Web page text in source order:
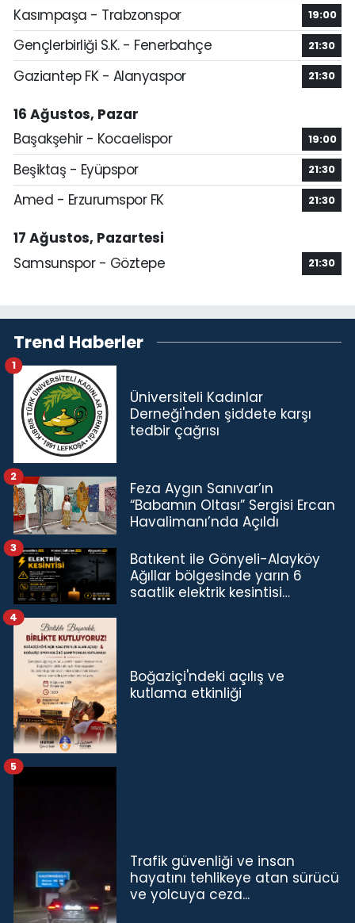
Kasımpaşa - Trabzonspor 19:00
Gençlerbirliği S.K. - Fenerbahçe 21:30
Gaziantep FK - Alanyaspor 21:30
16 Ağustos, Pazar
Başakşehir - Kocaelispor
19:00
Beşiktaş - Eyüpspor 21:30
Amed - Erzurumspor FK 21:30
17 Ağustos, Pazartesi
Samsunspor - Göztepe
21:30
Trend Haberler
Üniversiteli Kadınlar
Derneği'nden şiddete karşı
tedbir çağrısı
1
Feza Aygın Sanıvar’ın
“Babamın Oltası” Sergisi Ercan
Havalimanı’nda Açıldı
2
Batıkent ile Gönyeli-Alayköy
Ağıllar bölgesinde yarın 6
saatlik elektrik kesintisi…
3
Boğaziçi'ndeki açılış ve
kutlama etkinliği
4
Trafik güvenliği ve insan
hayatını tehlikeye atan sürücü
ve yolcuya ceza...
5